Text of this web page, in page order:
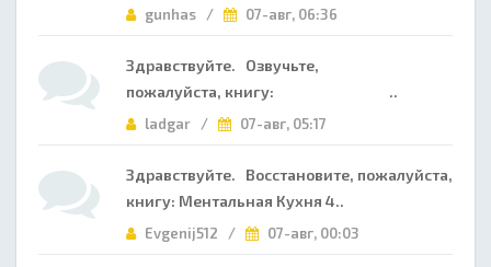
gunhas / 07-авг, 06:36
Здравствуйте. Озвучьте,
пожалуйста, книгу: ..
ladgar / 07-авг, 05:17
Здравствуйте. Восстановите, пожалуйста,
книгу: Ментальная Кухня 4..
Evgenij512 / 07-авг, 00:03